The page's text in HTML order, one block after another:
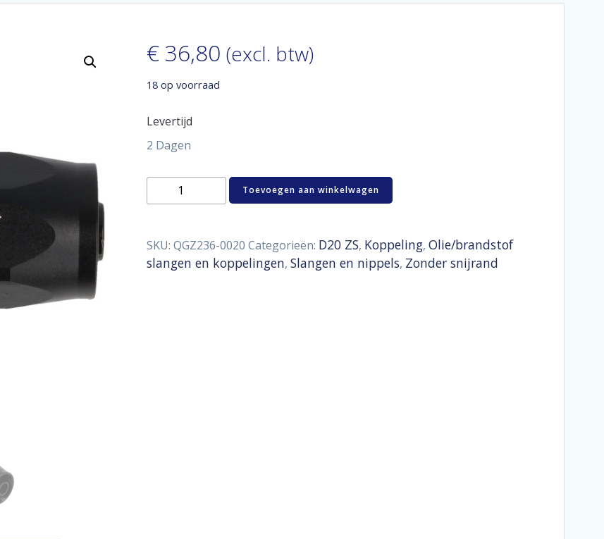
€36,80 (excl. btw)
18 op voorraad
Levertijd
2 Dagen
Hose
D20
aantal
Toevoegen aan winkelwagen
SKU: QGZ236-0020 Categorieën: D20 ZS, Koppeling, Olie/brandstof
slangen en koppelingen, Slangen en nippels, Zonder snijrand